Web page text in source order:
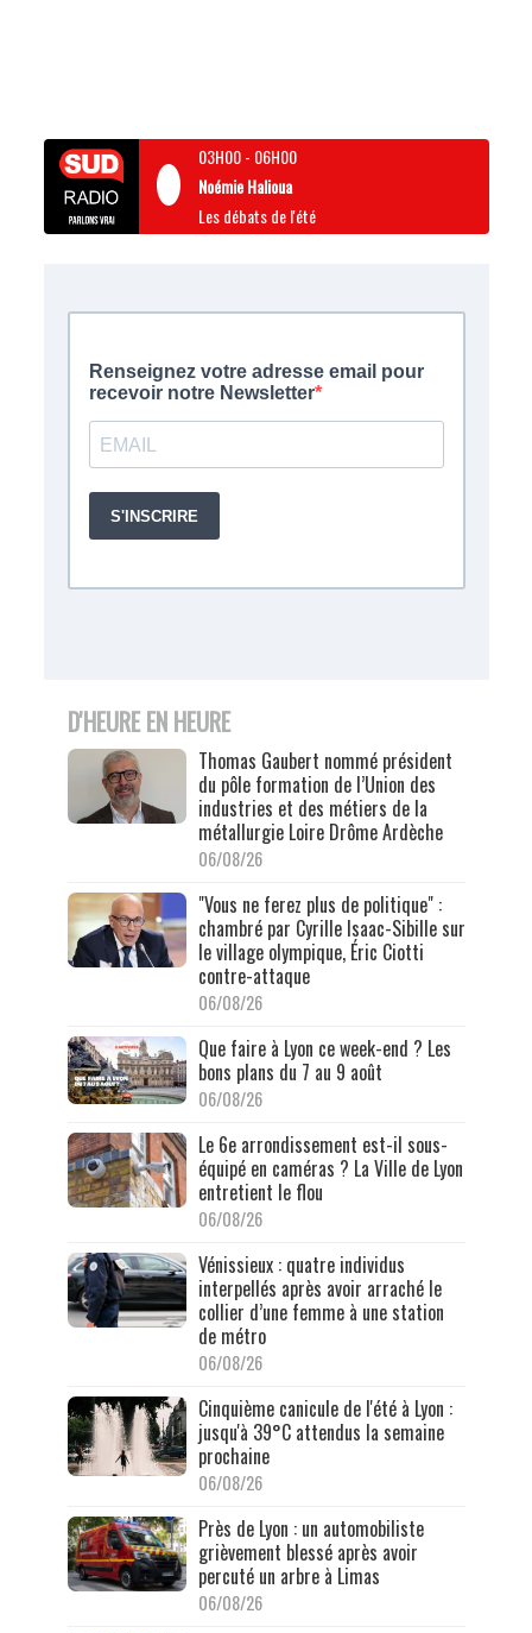
03H00- 06H00
Noémie Halioua
Les débats de l'été
D'HEURE EN HEURE
Thomas Gaubert nommé président
du pôle formation de l’Union des
industries et des métiers de la
métallurgie Loire Drôme Ardèche
06/08/26
"Vous ne ferez plus de politique" :
chambré par Cyrille Isaac-Sibille sur
le village olympique, Éric Ciotti
contre-attaque
06/08/26
Que faire à Lyon ce week-end ? Les
bons plans du 7 au 9 août
06/08/26
Le 6e arrondissement est-il sous-
équipé en caméras ? La Ville de Lyon
entretient le flou
06/08/26
Vénissieux : quatre individus
interpellés après avoir arraché le
collier d’une femme à une station
de métro
06/08/26
Cinquième canicule de l'été à Lyon :
jusqu'à 39°C attendus la semaine
prochaine
06/08/26
Près de Lyon : un automobiliste
grièvement blessé après avoir
percuté un arbre à Limas
06/08/26